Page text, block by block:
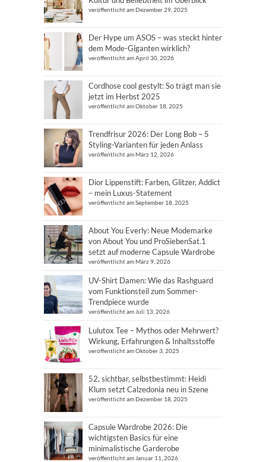
veröffentlicht am Dezember 29, 2025
Der Hype um ASOS – was steckt hinter
dem Mode-Giganten wirklich?
veröffentlicht am April 30, 2026
Cordhose cool gestylt: So trägt man sie
jetzt im Herbst 2025
veröffentlicht am Oktober 18, 2025
Trendfrisur 2026: Der Long Bob – 5
Styling-Varianten für jeden Anlass
veröffentlicht am März 12, 2026
Dior Lippenstift: Farben, Glitzer, Addict
– mein Luxus-Statement
veröffentlicht am September 18, 2025
About You Everly: Neue Modemarke
von About You und ProSiebenSat.1
setzt auf moderne Capsule Wardrobe
veröffentlicht am März 9, 2026
UV-Shirt Damen: Wie das Rashguard
vom Funktionsteil zum Sommer-
Trendpiece wurde
veröffentlicht am Juli 13, 2026
Lulutox Tee – Mythos oder Mehrwert?
Wirkung, Erfahrungen & Inhaltsstoffe
veröffentlicht am Oktober 3, 2025
52, sichtbar, selbstbestimmt: Heidi
Klum setzt Calzedonia neu in Szene
veröffentlicht am Dezember 18, 2025
Capsule Wardrobe 2026: Die
wichtigsten Basics für eine
minimalistische Garderobe
veröffentlicht am Januar 11, 2026